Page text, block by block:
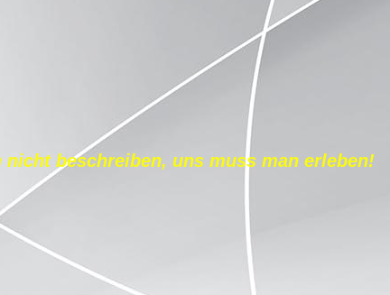
nicht beschreiben, uns muss man erleben!